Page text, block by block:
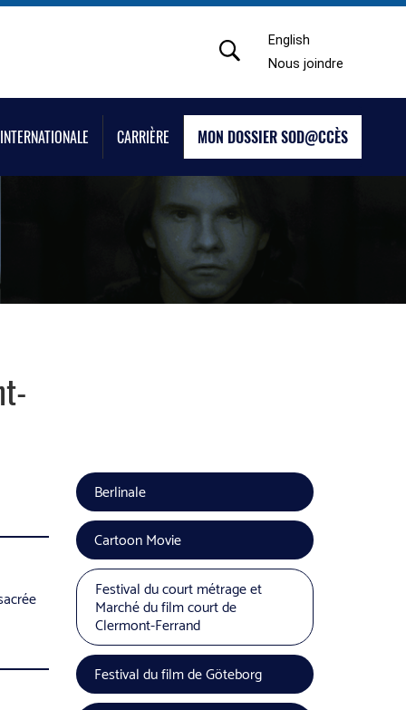
English
Nous joindre
CARRIÈRE MON DOSSIER SOD@CCÈS
Berlinale
Cartoon Movie
Festival du court métrage et
Marché du film court de
Clermont-Ferrand
Festival du film de Göteborg